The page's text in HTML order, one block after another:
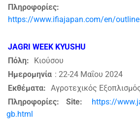
https://www.ifiajapan.com/en/outline
JAGRI WEEK KYUSHU
Πόλη:
Κιούσου
Ημερομηνία : 22-24 Μαΐου 2024
Εκθέματα: Αγροτεχικός
Πληροφορίες: Site:
https://
gb.html